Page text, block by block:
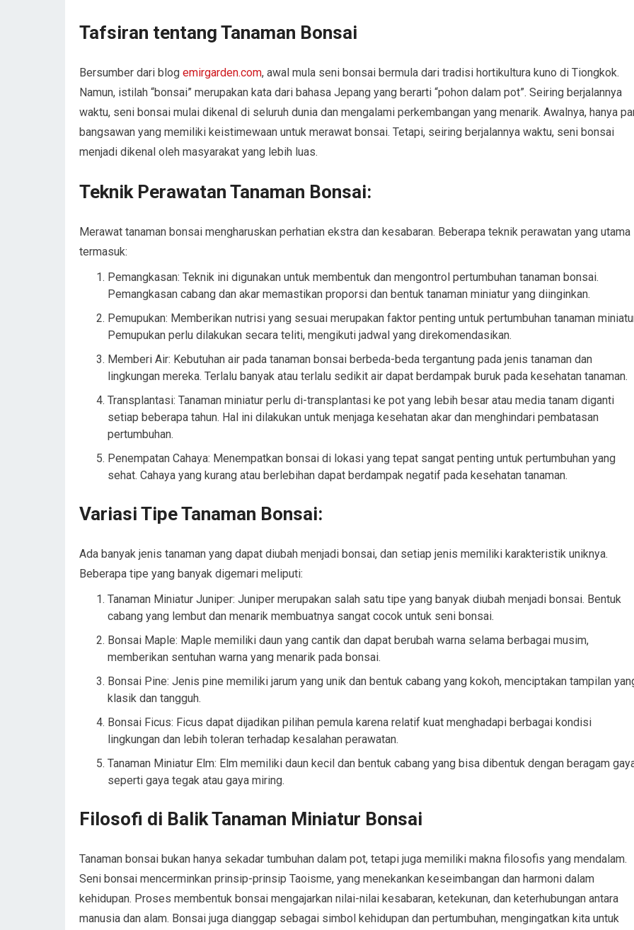
Tafsiran tentang Tanaman Bonsai
Bersumber dari blog emirgarden.com, awal mula seni bonsai bermula dari tradisi hortikultura kuno di Tiongkok.
Namun, istilah “bonsai” merupakan kata dari bahasa Jepang yang berarti “pohon dalam pot”. Seiring berjalannya
waktu, seni bonsai mulai dikenal di seluruh dunia dan mengalami perkembangan yang menarik. Awalnya, hanya
bangsawan yang memiliki keistimewaan untuk merawat bonsai. Tetapi, seiring berjalannya waktu, seni bonsai
menjadi dikenal oleh masyarakat yang lebih luas.
Teknik Perawatan Tanaman Bonsai:
Merawat tanaman bonsai mengharuskan perhatian ekstra dan kesabaran. Beberapa teknik perawatan yang utama
termasuk:
Pemangkasan: Teknik ini digunakan untuk membentuk dan mengontrol pertumbuhan tanaman bonsai.
Pemangkasan cabang dan akar memastikan proporsi dan bentuk tanaman miniatur yang diinginkan.
Pemupukan: Memberikan nutrisi yang sesuai merupakan faktor penting untuk pertumbuhan tanaman
Pemupukan perlu dilakukan secara teliti, mengikuti jadwal yang direkomendasikan.
Memberi Air: Kebutuhan air pada tanaman bonsai berbeda-beda tergantung pada jenis tanaman dan
lingkungan mereka. Terlalu banyak atau terlalu sedikit air dapat berdampak buruk pada kesehatan tanaman.
Transplantasi: Tanaman miniatur perlu di-transplantasi ke pot yang lebih besar atau media tanam diganti
setiap beberapa tahun. Hal ini dilakukan untuk menjaga kesehatan akar dan menghindari pembatasan
pertumbuhan.
Penempatan Cahaya: Menempatkan bonsai di lokasi yang tepat sangat penting untuk pertumbuhan yang
sehat. Cahaya yang kurang atau berlebihan dapat berdampak negatif pada kesehatan tanaman.
Variasi Tipe Tanaman Bonsai:
Ada banyak jenis tanaman yang dapat diubah menjadi bonsai, dan setiap jenis memiliki karakteristik uniknya.
Beberapa tipe yang banyak digemari meliputi:
Tanaman Miniatur Juniper: Juniper merupakan salah satu tipe yang banyak diubah menjadi bonsai. Bentuk
cabang yang lembut dan menarik membuatnya sangat cocok untuk seni bonsai.
Bonsai Maple: Maple memiliki daun yang cantik dan dapat berubah warna selama berbagai musim,
memberikan sentuhan warna yang menarik pada bonsai.
Bonsai Pine: Jenis pine memiliki jarum yang unik dan bentuk cabang yang kokoh, menciptakan tampilan
klasik dan tangguh.
Bonsai Ficus: Ficus dapat dijadikan pilihan pemula karena relatif kuat menghadapi berbagai kondisi
lingkungan dan lebih toleran terhadap kesalahan perawatan.
Tanaman Miniatur Elm: Elm memiliki daun kecil dan bentuk cabang yang bisa dibentuk dengan beragam
seperti gaya tegak atau gaya miring.
Filosofi di Balik Tanaman Miniatur Bonsai
Tanaman bonsai bukan hanya sekadar tumbuhan dalam pot, tetapi juga memiliki makna filosofis yang mendalam.
Seni bonsai mencerminkan prinsip-prinsip Taoisme, yang menekankan keseimbangan dan harmoni dalam
kehidupan. Proses membentuk bonsai mengajarkan nilai-nilai kesabaran, ketekunan, dan keterhubungan antara
manusia dan alam. Bonsai juga dianggap sebagai simbol kehidupan dan pertumbuhan, mengingatkan kita untuk